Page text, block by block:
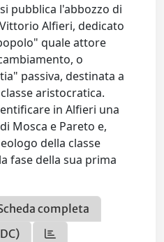
pubblica l'abbozzo di
Alfieri, dedicato
quale attore
o
passiva, destinata a
aristocratica.
in Alfieri una
Mosca e Pareto e,
della classe
fase della sua prima
completa